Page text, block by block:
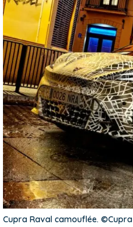
Cupra Raval camouflée. ©Cupra